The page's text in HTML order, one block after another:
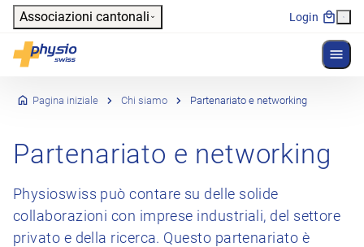
Header
Associazioni cantonali Login
Physioswiss
Navigazione principale
Pagina iniziale Chi siamo Partenariato e networking
Partenariato e networking
Physioswiss può contare su delle solide
collaborazioni con imprese industriali, del settore
privato e della ricerca. Questo partenariato è